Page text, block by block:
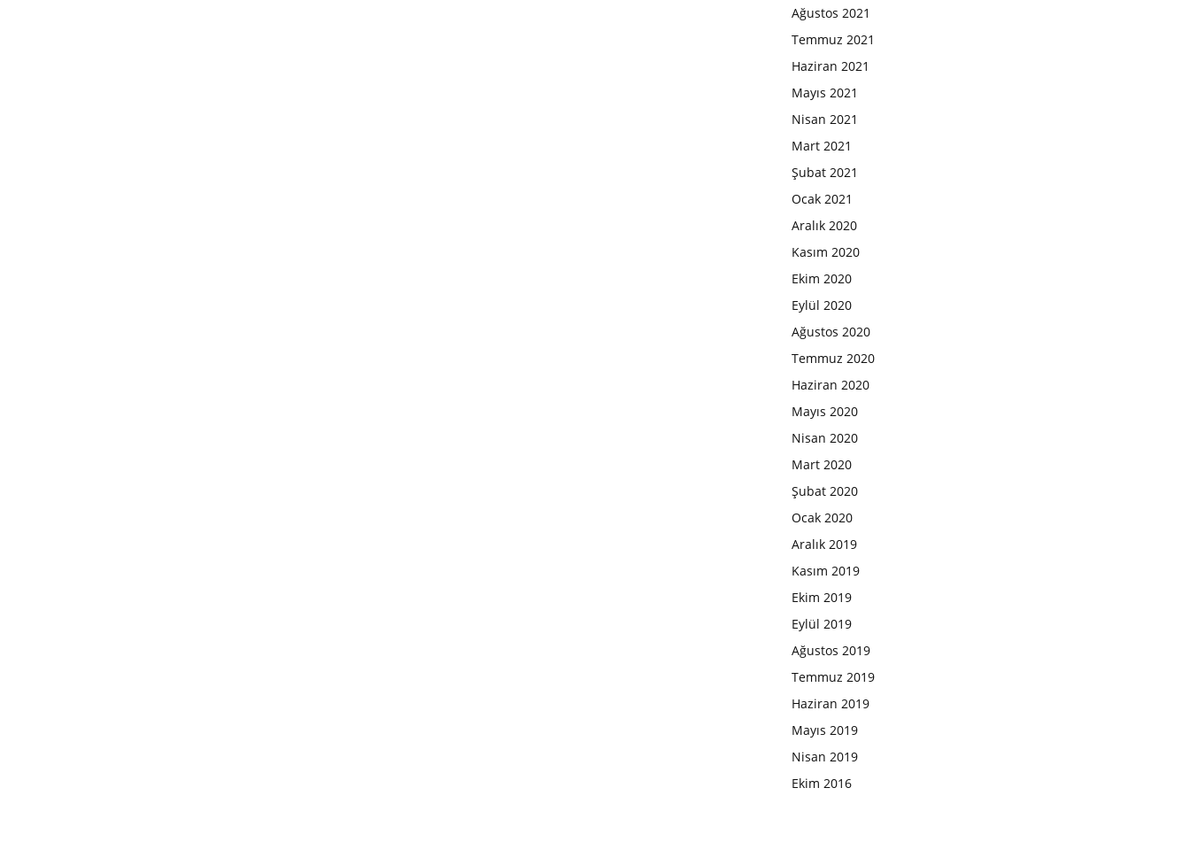
Ağustos 2021
Temmuz 2021
Haziran 2021
Mayıs 2021
Nisan 2021
Mart 2021
Şubat 2021
Ocak 2021
Aralık 2020
Kasım 2020
Ekim 2020
Eylül 2020
Ağustos 2020
Temmuz 2020
Haziran 2020
Mayıs 2020
Nisan 2020
Mart 2020
Şubat 2020
Ocak 2020
Aralık 2019
Kasım 2019
Ekim 2019
Eylül 2019
Ağustos 2019
Temmuz 2019
Haziran 2019
Mayıs 2019
Nisan 2019
Ekim 2016